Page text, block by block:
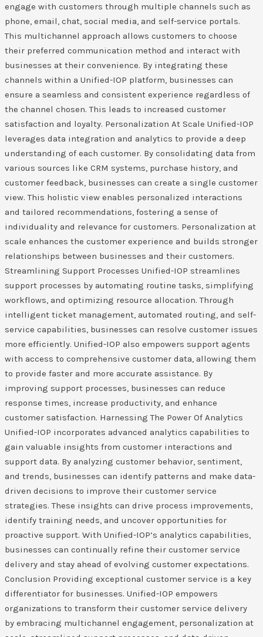
engage with customers through multiple channels such as
phone, email, chat, social media, and self-service portals.
This multichannel approach allows customers to choose
their preferred communication method and interact with
businesses at their convenience. By integrating these
channels within a Unified-IOP platform, businesses can
ensure a seamless and consistent experience regardless of
the channel chosen. This leads to increased customer
satisfaction and loyalty. Personalization At Scale Unified-IOP
leverages data integration and analytics to provide a deep
understanding of each customer. By consolidating data from
various sources like CRM systems, purchase history, and
customer feedback, businesses can create a single customer
view. This holistic view enables personalized interactions
and tailored recommendations, fostering a sense of
individuality and relevance for customers. Personalization at
scale enhances the customer experience and builds stronger
relationships between businesses and their customers.
Streamlining Support Processes Unified-IOP streamlines
support processes by automating routine tasks, simplifying
workflows, and optimizing resource allocation. Through
intelligent ticket management, automated routing, and self-
service capabilities, businesses can resolve customer issues
more efficiently. Unified-IOP also empowers support agents
with access to comprehensive customer data, allowing them
to provide faster and more accurate assistance. By
improving support processes, businesses can reduce
response times, increase productivity, and enhance
customer satisfaction. Harnessing The Power Of Analytics
Unified-IOP incorporates advanced analytics capabilities to
gain valuable insights from customer interactions and
support data. By analyzing customer behavior, sentiment,
and trends, businesses can identify patterns and make data-
driven decisions to improve their customer service
strategies. These insights can drive process improvements,
identify training needs, and uncover opportunities for
proactive support. With Unified-IOP’s analytics capabilities,
businesses can continually refine their customer service
delivery and stay ahead of evolving customer expectations.
Conclusion Providing exceptional customer service is a key
differentiator for businesses. Unified-IOP empowers
organizations to transform their customer service delivery
by embracing multichannel engagement, personalization at